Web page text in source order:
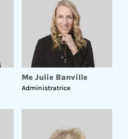
Me Julie Banville
Administratrice